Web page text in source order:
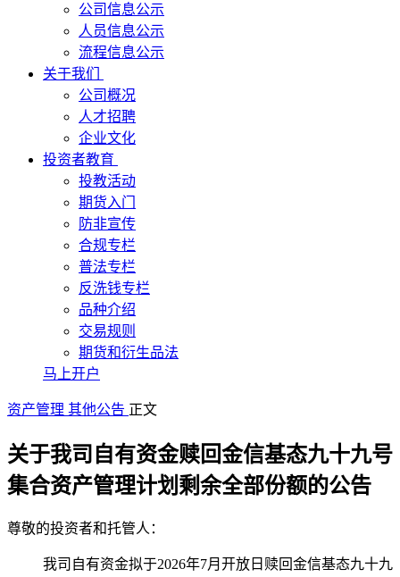
公司信息公示
人员信息公示
流程信息公示
关于我们
公司概况
人才招聘
企业文化
投资者教育
投教活动
期货入门
防非宣传
合规专栏
普法专栏
反洗钱专栏
品种介绍
交易规则
期货和衍生品法
马上开户
资产管理 其他公告 正文
关于我司自有资金赎回金信基态九十九号
集合资产管理计划剩余全部份额的公告
尊敬的投资者和托管人：
我司自有资金拟于2026年7月开放日赎回金信基态九十九